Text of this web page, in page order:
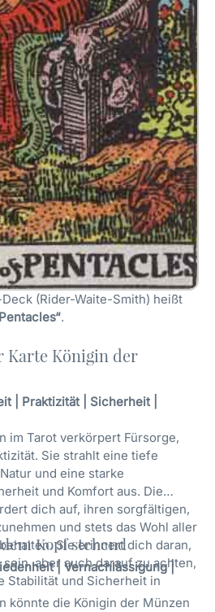
(Rider-Waite-Smith) heißt
.
Karte Königin der
| Praktizität | Sicherheit |
im Tarot verkörpert Fürsorge,
Sie strahlt eine tiefe
und eine starke
und Komfort aus. Die
dich auf, ihren sorgfältigen,
und stets das Wohl aller
Sie erinnert dich daran,
aber auch darauf zu achten,
Stabilität und Sicherheit in
Kopf stehend
| Vernachlässigung |
könnte die Königin der Münzen